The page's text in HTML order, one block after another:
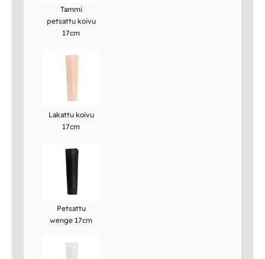
Tammi
petsattu koivu
17cm
Lakattu koivu
17cm
Petsattu
wenge 17cm